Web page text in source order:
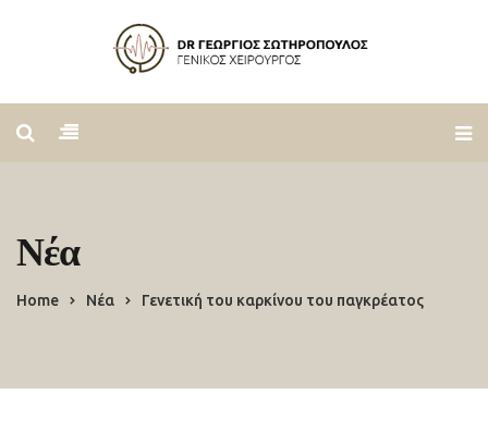
Νέα
Home Νέα Γενετική του καρκίνου του παγκρέατος